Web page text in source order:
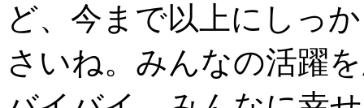
ど、今まで以上にしっ
さいね。みんなの活躍